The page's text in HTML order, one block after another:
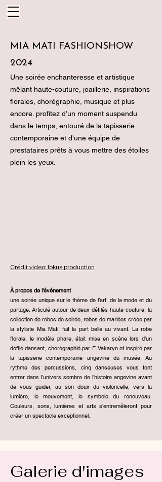
MIA MATI FASHIONSHOW
2024
Une soirée enchanteresse et artistique
mêlant haute-couture, joaillerie, inspirations
florales, chorégraphie, musique et plus
encore. profitez d’un moment suspendu
dans le temps, entouré de la tapisserie
contemporaine et d'une équipe de
prestataires prêts à vous mettre des étoiles
plein les yeux.
Crédit video: fokus production
À propos de l'événement
une soirée unique sur le thème de l’art, de la mode et du
partage. Articulé autour de deux défilés haute-couture, la
collection de robes de soirée, robes de mariées créée par
la styliste Mia Mati, fait la part belle au vivant. La robe
florale, le modèle phare, était mise en scène lors d’un
défilé dansant, chorégraphié par E. Vakaryn et inspiré par
la tapisserie contemporaine angevine du musée. Au
rythme des percussions, cinq danseuses vous font
entrer dans l’univers sombre de l’histoire angevine avant
de vous guider, au son doux du violoncelle, vers la
lumière, le mouvement, le symbole du renouveau.
Couleurs, sons, lumières et arts s'entremêleront pour
créer un spectacle exceptionnel.
Galerie d'images